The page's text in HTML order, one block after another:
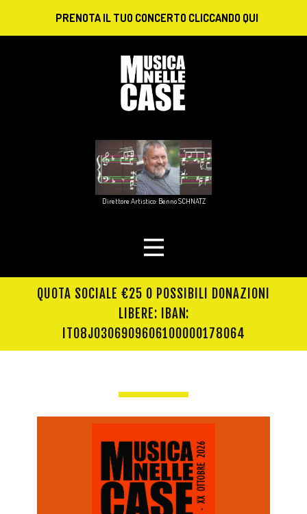
PRENOTA IL TUO CONCERTO CLICCANDO QUI
Direttore Artistico: Benno SCHNATZ
QUOTA SOCIALE €25 O POSSIBILI DONAZIONI
LIBERE: IBAN:
IT08J0306909606100000178064